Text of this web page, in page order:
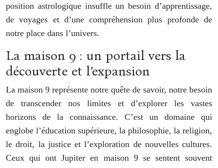
position astrologique insuffle un besoin d’apprentissage,
de voyages et d’une compréhension plus profonde de
notre place dans l’univers.
La maison 9 : un portail vers la
découverte et l’expansion
La maison 9 représente notre quête de savoir, notre besoin
de transcender nos limites et d’explorer les vastes
horizons de la connaissance. C’est un domaine qui
englobe l’éducation supérieure, la philosophie, la religion,
le droit, la justice et l’exploration de nouvelles cultures.
Ceux qui ont Jupiter en maison 9 se sentent souvent